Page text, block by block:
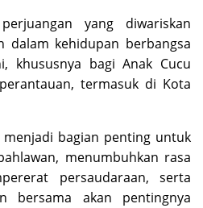
yang diwariskan
dalam kehidupan berbangsa
khususnya bagi Anak Cucu
termasuk di Kota
bagian penting untuk
menumbuhkan rasa
persaudaraan, serta
bersama akan pentingnya